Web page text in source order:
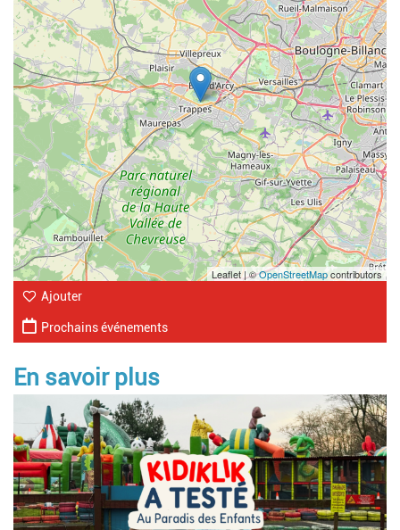
Leaflet | ©OpenStreetMapcontributors
Ajouter
Prochains événements
En savoir plus